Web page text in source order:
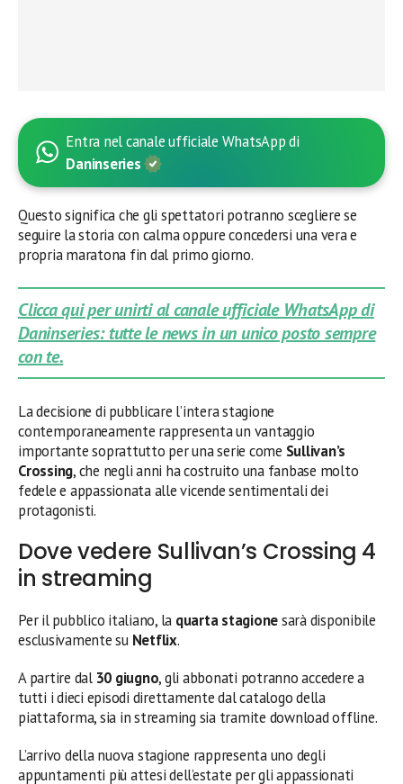
Entra nel canale ufficiale WhatsApp di
Daninseries
Questo significa che gli spettatori potranno scegliere se
seguire la storia con calma oppure concedersi una vera e
propria maratona fin dal primo giorno.
Clicca qui per unirti al canale ufficiale WhatsApp di
Daninseries: tutte le news in un unico posto sempre
con te.
La decisione di pubblicare l’intera stagione
contemporaneamente rappresenta un vantaggio
importante soprattutto per una serie come Sullivan’s
Crossing, che negli anni ha costruito una fanbase molto
fedele e appassionata alle vicende sentimentali dei
protagonisti.
Dove vedere Sullivan’s Crossing 4
in streaming
Per il pubblico italiano, la quarta stagionesarà disponibile
esclusivamente su Netflix.
A partire dal 30 giugno, gli abbonati potranno accedere a
tutti i dieci episodi direttamente dal catalogo della
piattaforma, sia in streaming sia tramite download offline.
L’arrivo della nuova stagione rappresenta uno degli
appuntamenti più attesi dell’estate per gli appassionati